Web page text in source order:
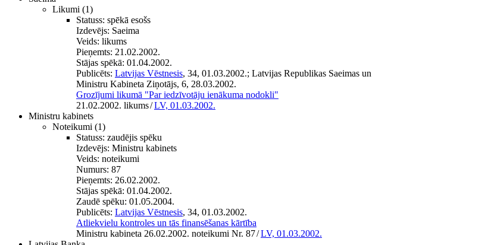
Likumi (1)
Statuss: spēkā esošs
Izdevējs: Saeima
Veids: likums
Pieņemts: 21.02.2002.
Stājas spēkā: 01.04.2002.
Publicēts: Latvijas Vēstnesis, 34, 01.03.2002.; Latvijas Republikas Saeimas un
Ministru Kabineta Ziņotājs, 6, 28.03.2002.
Grozījumi likumā "Par iedzīvotāju ienākuma nodokli"
21.02.2002. likums/LV, 01.03.2002.
Ministru kabinets
Noteikumi (1)
Statuss: zaudējis spēku
Izdevējs: Ministru kabinets
Veids: noteikumi
Numurs: 87
Pieņemts: 26.02.2002.
Stājas spēkā: 01.04.2002.
Zaudē spēku: 01.05.2004.
Publicēts: Latvijas Vēstnesis, 34, 01.03.2002.
Atliekvielu kontroles un tās finansēšanas kārtība
Ministru kabineta 26.02.2002. noteikumi Nr. 87/LV, 01.03.2002.